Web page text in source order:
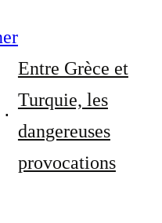
Entre Grèce et
Turquie, les
dangereuses
provocations